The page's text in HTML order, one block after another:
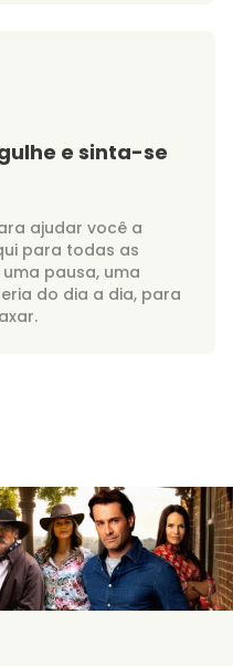
e sinta-se
ajudar você a
para todas as
pausa, uma
do dia a dia, para